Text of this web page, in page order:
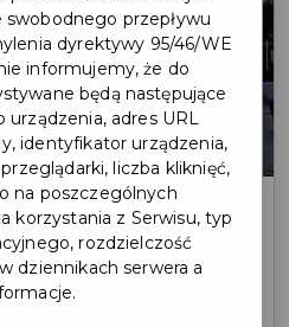
przepływu
dyrektywy 95/46/WE
informujemy, że do
będą następujące
adres URL
identyfikator urządzenia,
liczba kliknięć,
na poszczególnych
korzystania z Serwisu, typ
rozdzielczość
dziennikach serwera a